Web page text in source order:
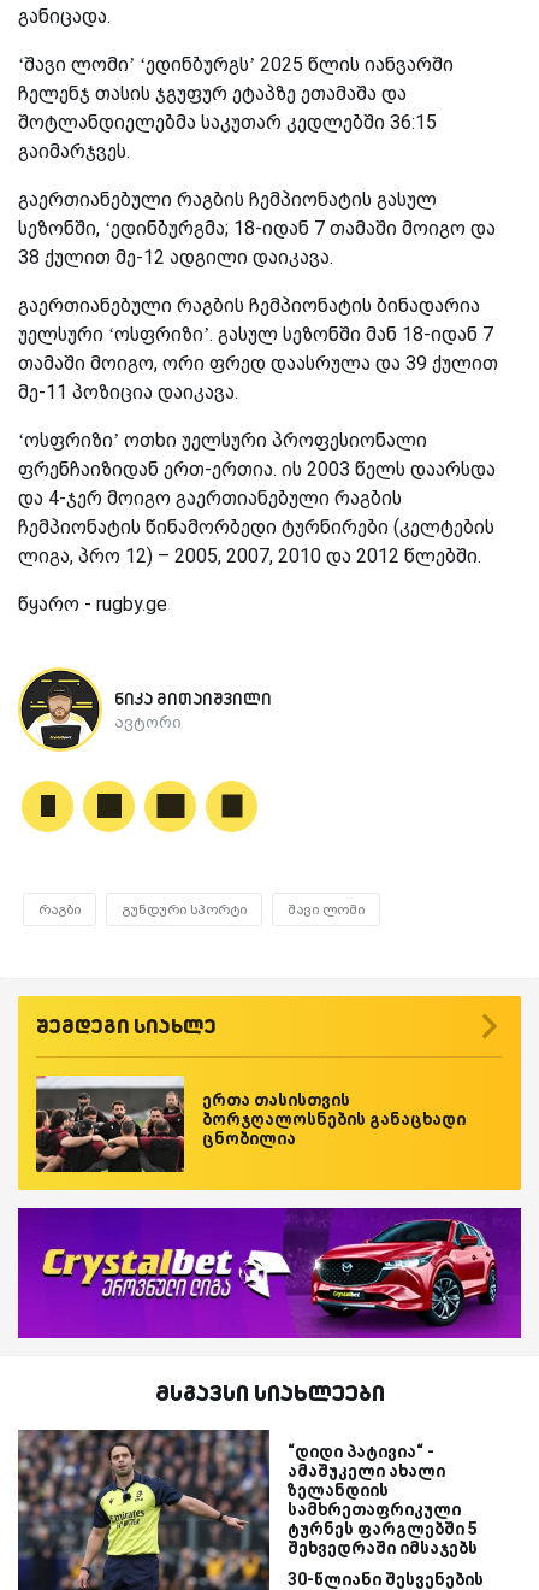
განიცადა.
‘შავი ლომი’ ‘ედინბურგს’ 2025 წლის იანვარში
ჩელენჯ თასის ჯგუფურ ეტაპზე ეთამაშა და
შოტლანდიელებმა საკუთარ კედლებში 36:15
გაიმარჯვეს.
გაერთიანებული რაგბის ჩემპიონატის გასულ
სეზონში, ‘ედინბურგმა; 18-იდან 7 თამაში მოიგო და
38 ქულით მე-12 ადგილი დაიკავა.
გაერთიანებული რაგბის ჩემპიონატის ბინადარია
უელსური ‘ოსფრიზი’. გასულ სეზონში მან 18-იდან 7
თამაში მოიგო, ორი ფრედ დაასრულა და 39 ქულით
მე-11 პოზიცია დაიკავა.
‘ოსფრიზი’ ოთხი უელსური პროფესიონალი
ფრენჩაიზიდან ერთ-ერთია. ის 2003 წელს დაარსდა
და 4-ჯერ მოიგო გაერთიანებული რაგბის
ჩემპიონატის წინამორბედი ტურნირები (კელტების
ლიგა, პრო 12) – 2005, 2007, 2010 და 2012 წლებში.
წყარო - rugby.ge
ნიკა მითაიშვილი
ავტორი
რაგბი გუნდური სპორტი შავი ლომი
შემდეგი სიახლე
ერთა თასისთვის
ბორჯღალოსნების განაცხადი
ცნობილია
მსგავსი სიახლეები
“დიდი პატივია“ -
ამაშუკელი ახალი
ზელანდიის
სამხრეთაფრიკული
ტურნეს ფარგლებში 5
შეხვედრაში იმსაჯებს
30-წლიანი შესვენების